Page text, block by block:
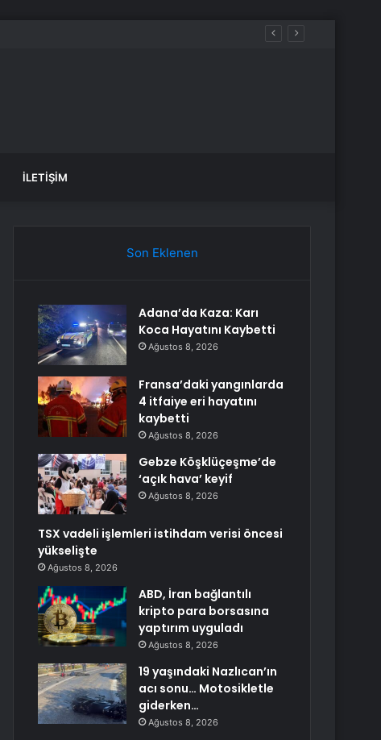
İLETIŞIM
Son Eklenen
Adana’da Kaza: Karı
Koca Hayatını Kaybetti
Ağustos 8, 2026
Fransa’daki yangınlarda
4 itfaiye eri hayatını
kaybetti
Ağustos 8, 2026
Gebze Köşklüçeşme’de
‘açık hava’ keyif
Ağustos 8, 2026
TSX vadeli işlemleri istihdam verisi öncesi
yükselişte
Ağustos 8, 2026
ABD, İran bağlantılı
kripto para borsasına
yaptırım uyguladı
Ağustos 8, 2026
19 yaşındaki Nazlıcan’ın
acı sonu… Motosikletle
giderken…
Ağustos 8, 2026